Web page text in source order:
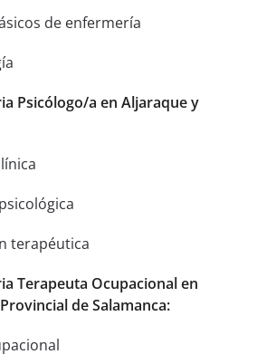
de enfermería
Psicólogo/a en Aljaraque y
terapéutica
Terapeuta Ocupacional en
de Salamanca: